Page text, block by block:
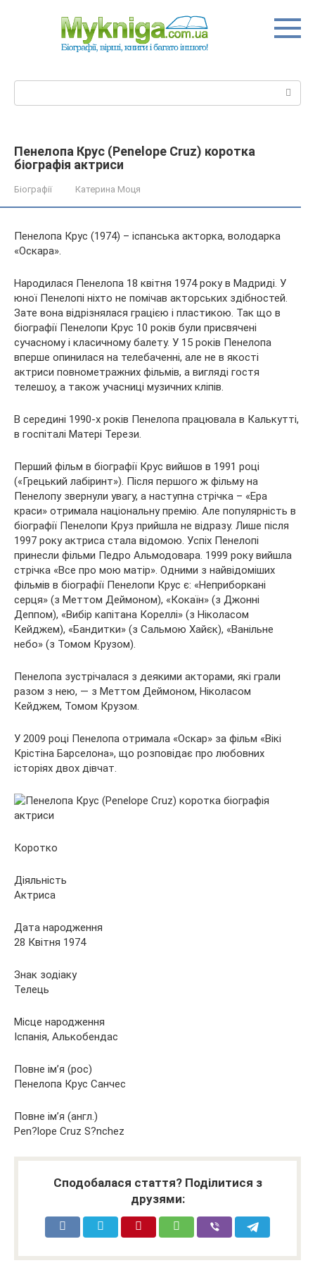
Пенелопа Крус (Penelope Cruz) коротка
біографія актриси
Біографії Катерина Моця
Пенелопа Крус (1974) – іспанська акторка, володарка
«Оскара».
Народилася Пенелопа 18 квітня 1974 року в Мадриді. У
юної Пенелопі ніхто не помічав акторських здібностей.
Зате вона відрізнялася грацією і пластикою. Так що в
біографії Пенелопи Крус 10 років були присвячені
сучасному і класичному балету. У 15 років Пенелопа
вперше опинилася на телебаченні, але не в якості
актриси повнометражних фільмів, а вигляді гостя
телешоу, а також учасниці музичних кліпів.
В середині 1990-х років Пенелопа працювала в Калькутті,
в госпіталі Матері Терези.
Перший фільм в біографії Крус вийшов в 1991 році
(«Грецький лабіринт»). Після першого ж фільму на
Пенелопу звернули увагу, а наступна стрічка – «Ера
краси» отримала національну премію. Але популярність в
біографії Пенелопи Круз прийшла не відразу. Лише після
1997 року актриса стала відомою. Успіх Пенелопі
принесли фільми Педро Альмодовара. 1999 року вийшла
стрічка «Все про мою матір». Одними з найвідоміших
фільмів в біографії Пенелопи Крус є: «Неприборкані
серця» (з Меттом Деймоном), «Кокаїн» (з Джонні
Деппом), «Вибір капітана Кореллі» (з Ніколасом
Кейджем), «Бандитки» (з Сальмою Хайєк), «Ванільне
небо» (з Томом Крузом).
Пенелопа зустрічалася з деякими акторами, які грали
разом з нею, — з Меттом Деймоном, Ніколасом
Кейджем, Томом Крузом.
У 2009 році Пенелопа отримала «Оскар» за фільм «Вікі
Крістіна Барселона», що розповідає про любовних
історіях двох дівчат.
Коротко
Діяльність
Актриса
Дата народження
28 Квітня 1974
Знак зодіаку
Телець
Місце народження
Іспанія, Алькобендас
Повне ім’я (рос)
Пенелопа Крус Санчес
Повне ім’я (англ.)
Pen?lope Cruz S?nchez
Сподобалася стаття? Поділитися з
друзями: